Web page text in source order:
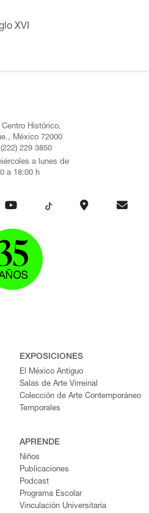
XVI
Histórico,
México 72000
229 3850
a lunes de
a 18:00 h
EXPOSICIONES
El México Antiguo
Salas de Arte Virreinal
Colección de Arte Contemporáneo
Temporales
APRENDE
Niños
Publicaciones
Podcast
Programa Escolar
Vinculación Universitaria